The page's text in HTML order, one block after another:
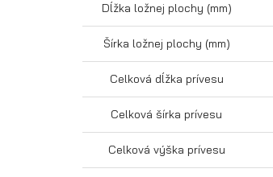
Dĺžka ložnej plochy (mm)
Šírka ložnej plochy (mm)
Celková dĺžka prívesu
Celková šírka prívesu
Celková výška prívesu